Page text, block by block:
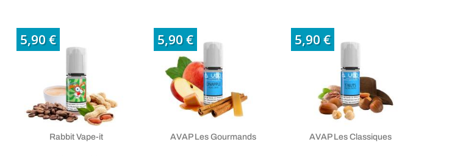
5,90 €
Rabbit Vape-it
5,90 €
AVAP Les Gourmands
5,90 €
AVAP Les Classiques